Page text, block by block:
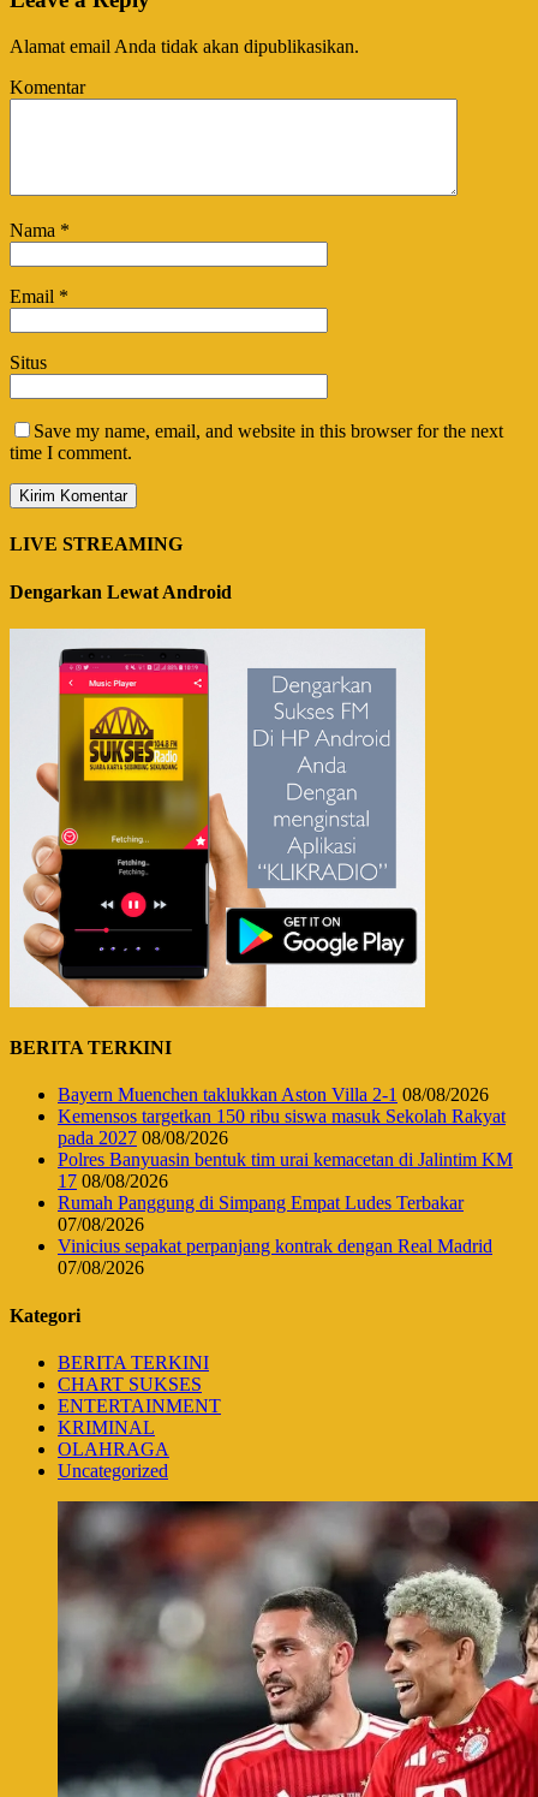
Alamat email Anda tidak akan dipublikasikan.
Komentar
Nama *
Email *
Situs
Save my name, email, and website in this browser for the next
time I comment.
LIVE STREAMING
Dengarkan Lewat Android
BERITA TERKINI
Bayern Muenchen taklukkan Aston Villa 2-1 08/08/2026
Kemensos targetkan 150 ribu siswa masuk Sekolah Rakyat
pada 2027 08/08/2026
Polres Banyuasin bentuk tim urai kemacetan di Jalintim KM
17 08/08/2026
Rumah Panggung di Simpang Empat Ludes Terbakar
07/08/2026
Vinicius sepakat perpanjang kontrak dengan Real Madrid
07/08/2026
Kategori
BERITA TERKINI
CHART SUKSES
ENTERTAINMENT
KRIMINAL
OLAHRAGA
Uncategorized